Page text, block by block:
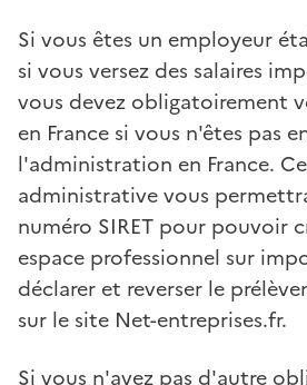
Si vous êtes un employeur
si vous versez des salaires
vous devez obligatoirement
en France si vous n'êtes pas
l'administration en France.
administrative vous
numéro SIRET pour pouvoir
espace professionnel sur
déclarer et reverser le
sur le site Net-entreprises.fr.
Si vous n'avez pas d'autre